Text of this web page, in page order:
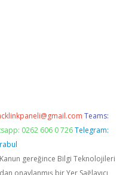
Teams:
0262 606 0 726 Telegram:
Kanun gereğince Bilgi Teknolojileri
onaylanmış bir Yer Sağlayıcı